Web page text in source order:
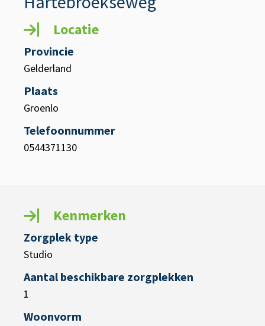
Locatie
Provincie
Gelderland
Plaats
Groenlo
Telefoonnummer
0544371130
Kenmerken
Zorgplek type
Studio
Aantal beschikbare zorgplekken
1
Woonvorm